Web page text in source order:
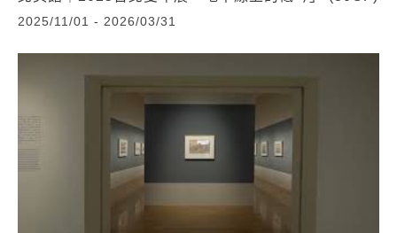
2025/11/01 - 2026/03/31